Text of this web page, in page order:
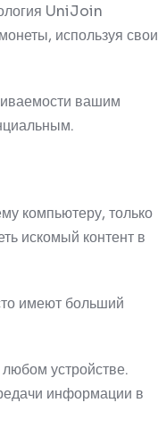
UniJoin
используя свои
вашим
компьютеру, только
искомый контент в
имеют больший
устройстве.
информации в